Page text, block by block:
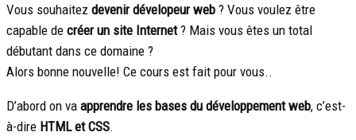
Vous souhaitez devenir dévelopeur web ? Vous voulez être
capable de créer un site Internet? Mais vous êtes un total
débutant dans ce domaine ?
Alors bonne nouvelle! Ce cours est fait pour vous..
D’abord on va apprendre les bases du développement web, c’est-
à-dire HTML et CSS.